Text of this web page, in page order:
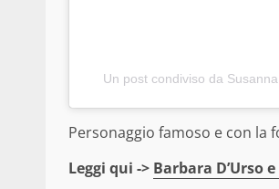
Un post condiviso da
Personaggio famoso e con la
Leggi qui -> Barbara D’Urso